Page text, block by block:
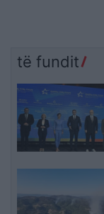
të fundit